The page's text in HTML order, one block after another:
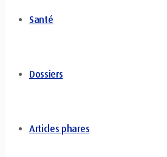
Santé
Dossiers
Articles phares